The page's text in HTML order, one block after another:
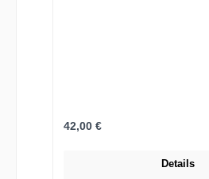
Regulärer Preis:
42,00 €
Details